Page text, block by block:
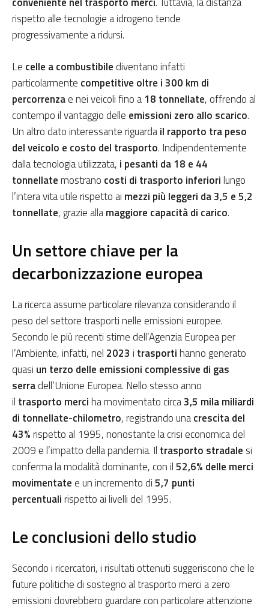
rispetto alle tecnologie a idrogeno tende
progressivamente a ridursi.
Le celle a combustibile diventano infatti
particolarmente competitive oltre i 300 km di
percorrenzae nei veicoli fino a18 tonnellate, offrendo al
contempo il vantaggio delle emissioni zero allo scarico.
Un altro dato interessante riguardail rapporto tra peso
del veicolo e costo del trasporto. Indipendentemente
dalla tecnologia utilizzata, i pesanti da 18 e 44
tonnellatemostrano costi di trasporto inferiorilungo
l’intera vita utile rispetto ai mezzi più leggeri da 3,5 e 5,2
tonnellate, grazie allamaggiore capacità di carico.
Un settore chiave per la
decarbonizzazione europea
La ricerca assume particolare rilevanza considerando il
peso del settore trasporti nelle emissioni europee.
Secondo le più recenti stime dell’Agenzia Europea per
l’Ambiente, infatti, nel 2023 i trasportihanno generato
quasi un terzo delle emissioni complessive di gas
serradell’Unione Europea. Nello stesso anno
il trasporto merciha movimentato circa3,5 mila miliardi
di tonnellate-chilometro, registrando unacrescita del
43%rispetto al 1995, nonostante la crisi economica del
2009 e l’impatto della pandemia. Il trasporto stradale si
conferma la modalità dominante, con il52,6% delle merci
movimentate e un incremento di5,7 punti
percentualirispetto ai livelli del 1995.
Le conclusioni dello studio
Secondo i ricercatori, i risultati ottenuti suggeriscono che le
future politiche di sostegno al trasporto merci a zero
emissioni dovrebbero guardare con particolare attenzione